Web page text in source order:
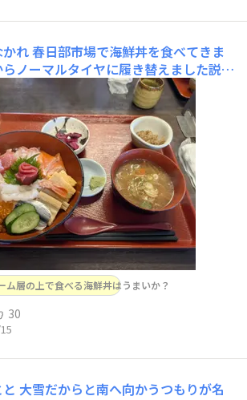
れ春日部市場で海鮮丼を食べてきま
ノーマルタイヤに履き替えました説明
県ってぇー！！？誰が言ったかぁ
？
ム層の上で食べる海鮮丼はうまいか？
30
大雪だからと南へ向かうつもりが名